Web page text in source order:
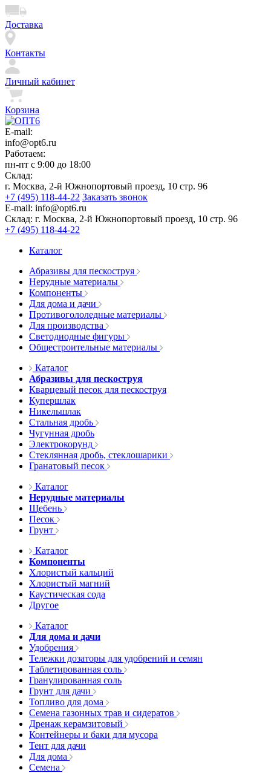
Доставка
Контакты
Личный кабинет
Корзина
E-mail:
info@opt6.ru
Работаем:
пн-пт с 9:00 до 18:00
Склад:
г. Москва, 2-й Южнопортовый проезд, 10 стр. 96
+7 (495) 118-44-22 Заказать звонок
E-mail: info@opt6.ru
Склад: г. Москва, 2-й Южнопортовый проезд, 10 стр. 96
+7 (495) 118-44-22
Каталог
Абразивы для пескоструя
Нерудные материалы
Компоненты
Для дома и дачи
Противогололедные материалы
Для производства
Светодиодные фигуры
Общестроительные материалы
Каталог
Абразивы для пескоструя
Кварцевый песок для пескоструя
Купершлак
Никельшлак
Стальная дробь
Чугунная дробь
Электрокорунд
Стеклянная дробь, стеклошарики
Гранатовый песок
Каталог
Нерудные материалы
Щебень
Песок
Грунт
Каталог
Компоненты
Хлористый кальций
Хлористый магний
Каустическая сода
Другое
Каталог
Для дома и дачи
Удобрения
Тележки дозаторы для удобрений и семян
Таблетированная соль
Гранулированная соль
Грунт для дачи
Топливо для дома
Семена газонных трав и сидератов
Дренаж керамзитовый
Контейнеры и баки для мусора
Тент для дачи
Для дома
Семена